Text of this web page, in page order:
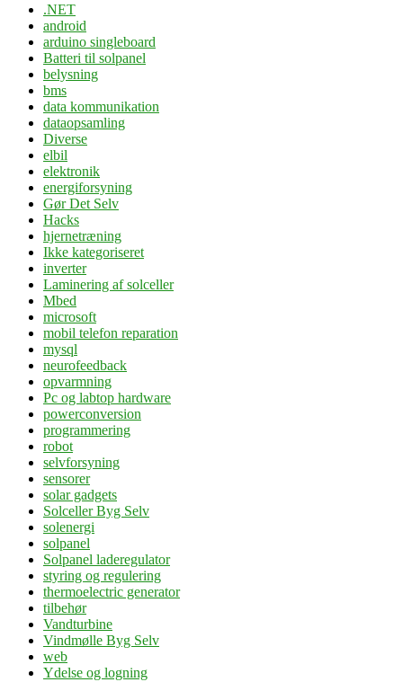
.NET
android
arduino singleboard
Batteri til solpanel
belysning
bms
data kommunikation
dataopsamling
Diverse
elbil
elektronik
energiforsyning
Gør Det Selv
Hacks
hjernetræning
Ikke kategoriseret
inverter
Laminering af solceller
Mbed
microsoft
mobil telefon reparation
mysql
neurofeedback
opvarmning
Pc og labtop hardware
powerconversion
programmering
robot
selvforsyning
sensorer
solar gadgets
Solceller Byg Selv
solenergi
solpanel
Solpanel laderegulator
styring og regulering
thermoelectric generator
tilbehør
Vandturbine
Vindmølle Byg Selv
web
Ydelse og logning